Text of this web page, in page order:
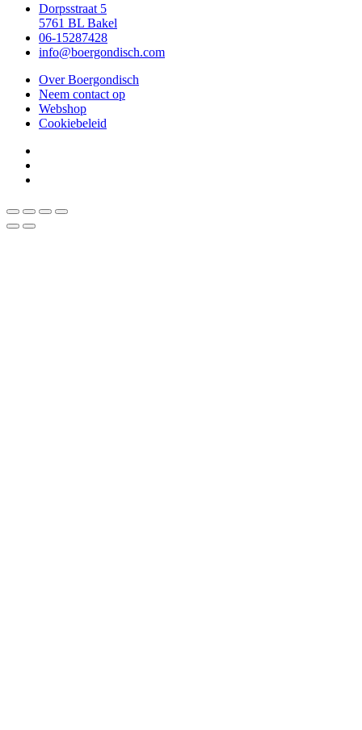
Dorpsstraat 5
5761 BL Bakel
06-15287428
info@boergondisch.com
Over Boergondisch
Neem contact op
Webshop
Cookiebeleid